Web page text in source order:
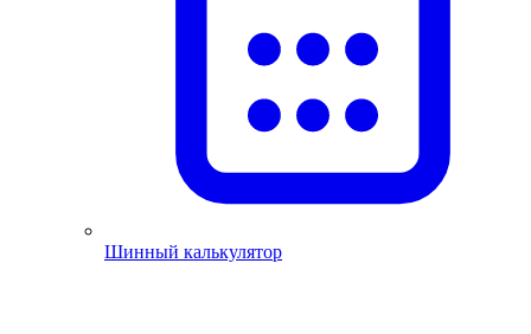
Шинный калькулятор